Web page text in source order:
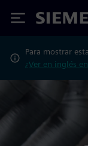
Siemens
Para mostrar
¿Ver en inglés